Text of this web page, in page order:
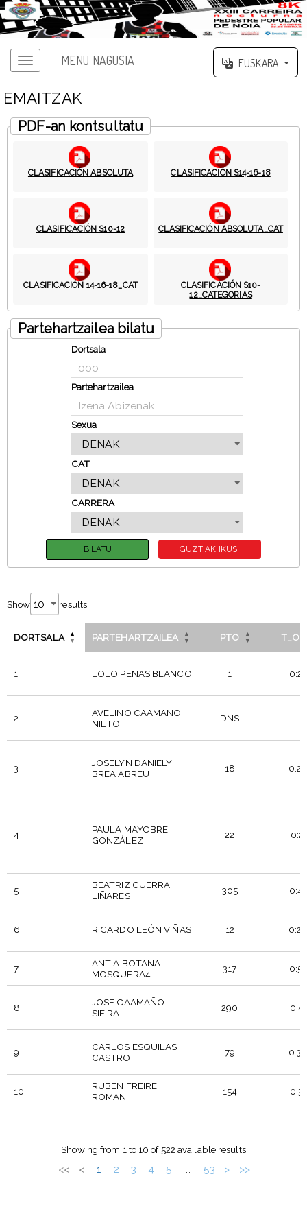
MENU NAGUSIA EUSKARA
EMAITZAK
PDF-an kontsultatu
CLASIFICACIÓN ABSOLUTA CLASIFICACIÓN S14-16-18
CLASIFICACIÓN S10-12 CLASIFICACIÓN ABSOLUTA_CAT
CLASIFICACIÓN 14-16-18_CAT
CLASIFICACIÓN S10-
12_CATEGORIAS
Partehartzailea bilatu
Dortsala
Partehartzailea
Sexua
CAT
CARRERA
Show results
DORTSALA PARTEHARTZAILEA PTO
1 LOLO PENAS BLANCO 1
2
AVELINO CAAMAÑO
NIETO
DNS
3
JOSELYN DANIELY
BREA ABREU
18
4
PAULA MAYOBRE
GONZÁLEZ
22
5
BEATRIZ GUERRA
LIÑARES
305
6 RICARDO LEÓN VIÑAS 12
7
ANTIA BOTANA
MOSQUERA4
317
8
JOSE CAAMAÑO
SIEIRA
290
9
CARLOS ESQUILAS
CASTRO
79
10
RUBEN FREIRE
ROMANI
154
Showing from 1 to 10 of 522 available results
<< < 1 2 3 4 5 … 53 > >>